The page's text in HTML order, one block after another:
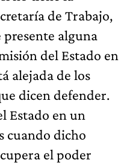
de Trabajo,
alguna
del Estado en
alejada de los
dicen defender.
Estado en un
cuando dicho
el poder